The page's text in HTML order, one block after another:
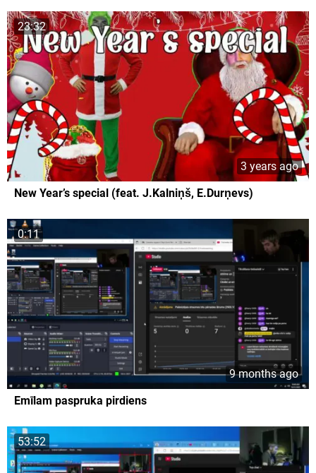
23:32
3 years ago
New Year’s special (feat. J.Kalniņš, E.Durņevs)
0:11
9 months ago
Emīlam paspruka pirdiens
53:52